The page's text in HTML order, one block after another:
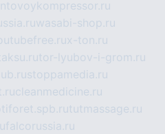
wasabi-shop.ru
x-ton.ru
tor-lyubov-i-grom.ru
stoppamedia.ru
cleanmedicine.ru
tutmassage.ru
falcorussia.ru